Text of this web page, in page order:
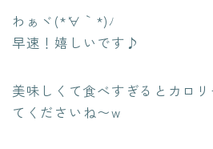
わぁヾ(*´∀｀*)ﾉ
早速！嬉しいです♪
美味しくて食べすぎるとカロ
てくださいね〜w